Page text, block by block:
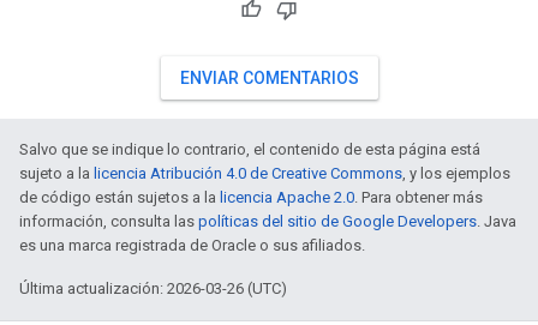
ENVIAR COMENTARIOS
Salvo que se indique lo contrario, el contenido de esta página está
sujeto a la licencia Atribución 4.0 de Creative Commons, y los ejemplos
de código están sujetos a la licencia Apache 2.0. Para obtener más
información, consulta las políticas del sitio de Google Developers. Java
es una marca registrada de Oracle o sus afiliados.
Última actualización: 2026-03-26 (UTC)